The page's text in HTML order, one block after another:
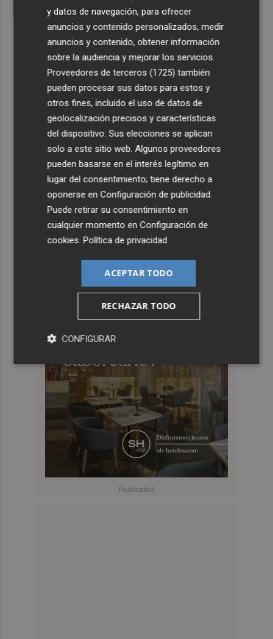
y datos de navegación, para ofrecer
anuncios y contenido personalizados, medir
anuncios y contenido, obtener información
sobre la audiencia y mejorar los servicios.
Proveedores de terceros (1725) también
pueden procesar sus datos para estos y
otros fines, incluido el uso de datos de
geolocalización precisos y características
del dispositivo. Sus elecciones se aplican
solo a este sitio web. Algunos proveedores
pueden basarse en el interés legítimo en
lugar del consentimiento; tiene derecho a
oponerse enConfiguración de publicidad
Puede retirar su consentimiento en
cualquier momento enConfiguración de
cookies .Política de privacidad
ACEPTAR TODO
RECHAZAR TODO
CONFIGURAR